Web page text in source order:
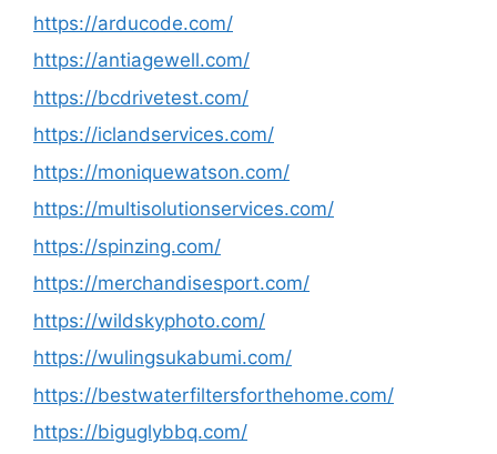
https://arducode.com/
https://antiagewell.com/
https://bcdrivetest.com/
https://iclandservices.com/
https://moniquewatson.com/
https://multisolutionservices.com/
https://spinzing.com/
https://merchandisesport.com/
https://wildskyphoto.com/
https://wulingsukabumi.com/
https://bestwaterfiltersforthehome.com/
https://biguglybbq.com/